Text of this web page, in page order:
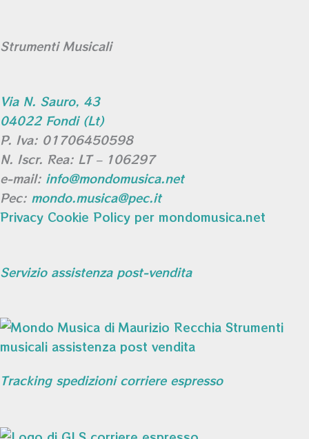
Strumenti Musicali
Via N. Sauro, 43
04022 Fondi (Lt)
P. Iva: 01706450598
N. Iscr. Rea: LT – 106297
e-mail: info@mondomusica.net
Pec: mondo.musica@pec.it
Privacy Cookie Policy per mondomusica.net
Servizio assistenza post-vendita
Tracking spedizioni corriere espresso